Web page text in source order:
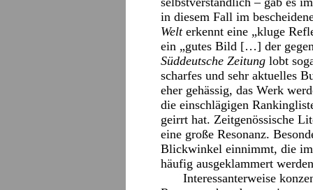
in diesem Fall im
Welterkennt eine „kluge
ein „gutes Bild […] der
Süddeutsche Zeitung lobt
scharfes und sehr aktuelles
eher gehässig, das Werk
die einschlägigen
geirrt hat. Zeitgenössische
eine große Resonanz.
Blickwinkel einnimmt, die im
häufig ausgeklammert
Interessanterweise